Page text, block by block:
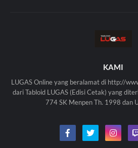
KAMI
LUGAS Online yang beralamat di http://
dari Tabloid LUGAS (Edisi Cetak) yang
774 SK Menpen Th. 1998 dan